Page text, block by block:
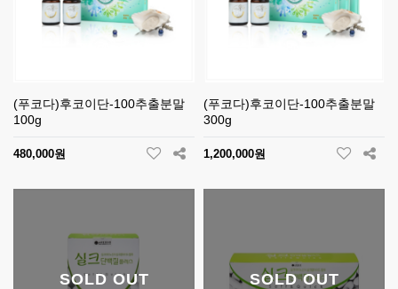
(푸코다)후코이단-100추출분말
100g
480,000원
(푸코다)후코이단-100추출분말
300g
1,200,000원
SOLD OUT SOLD OUT